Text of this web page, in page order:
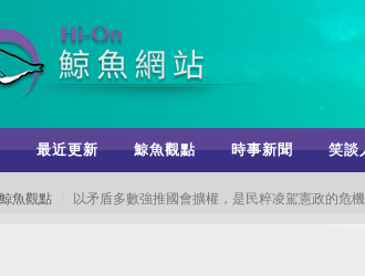
最近更新 鯨魚觀點 時事新聞 笑談
鯨魚觀點 以矛盾多數強推國會擴權，是民粹凌駕憲政的危機